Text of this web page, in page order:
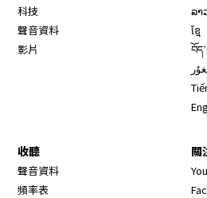
科技
聲音資料
影片
ລາ
ខ្មែ
收聽
聲音資料
頻率表
關